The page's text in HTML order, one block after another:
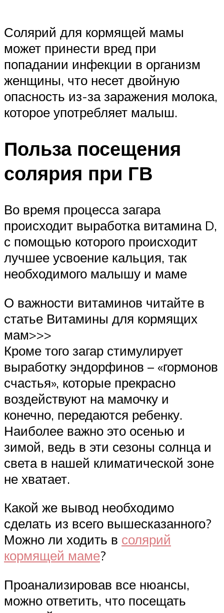
Солярий для кормящей мамы
может принести вред при
попадании инфекции в организм
женщины, что несет двойную
опасность из-за заражения молока,
которое употребляет малыш.
Польза посещения
солярия при ГВ
Во время процесса загара
происходит выработка витамина D,
с помощью которого происходит
лучшее усвоение кальция, так
необходимого малышу и маме
О важности витаминов читайте в
статье Витамины для кормящих
мам>>>
Кроме того загар стимулирует
выработку эндорфинов – «гормонов
счастья», которые прекрасно
воздействуют на мамочку и
конечно, передаются ребенку.
Наиболее важно это осенью и
зимой, ведь в эти сезоны солнца и
света в нашей климатической зоне
не хватает.
Какой же вывод необходимо
сделать из всего вышесказанного?
Можно ли ходить в солярий
кормящей маме?
Проанализировав все нюансы,
можно ответить, что посещать